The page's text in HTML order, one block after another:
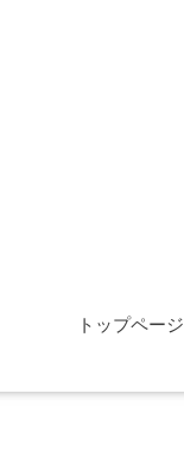
トップページ